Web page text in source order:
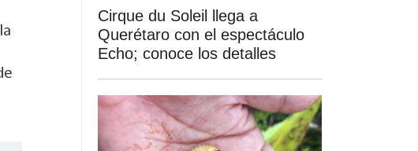
Cirque du Soleil llega a
Querétaro con el espectáculo
Echo; conoce los detalles